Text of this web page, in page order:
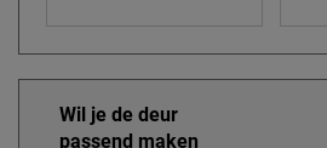
Wil je de deur
passend maken